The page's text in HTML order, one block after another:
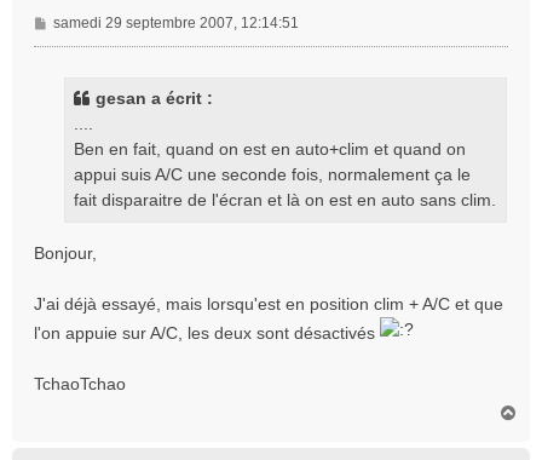
M
e
samedi 29 septembre 2007, 12:14:51
gesan a écrit :
Ben en fait, quand on est en auto+clim et quand on
appui suis A/C une seconde fois, normalement ça le
fait disparaitre de l'écran et là on est en auto sans clim.
Bonjour,
J'ai déjà essayé, mais lorsqu'est en position clim + A/C et que
l'on appuie sur A/C, les deux sont désactivés
TchaoTchao